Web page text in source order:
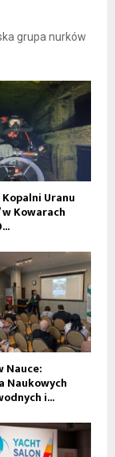
grupa nurków
Uranu
Kowarach
Nauce:
Naukowych
i...